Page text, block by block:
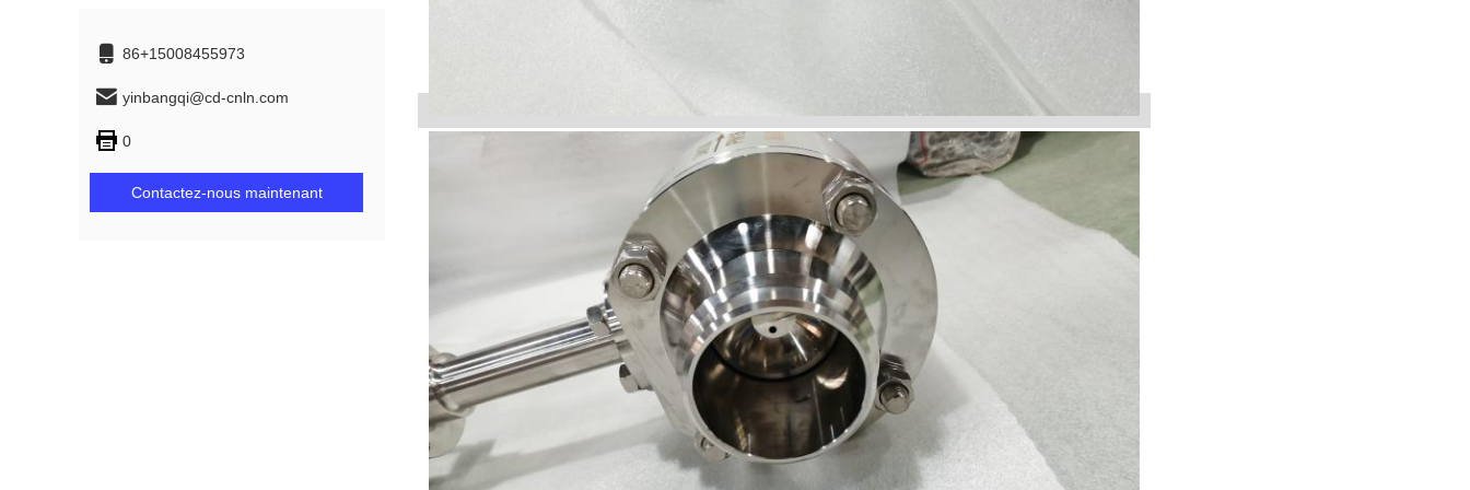
86+15008455973
yinbangqi@cd-cnln.com
0
Contactez-nous maintenant